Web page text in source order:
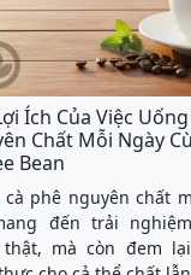
Ích Của Việc
Chất Mỗi Ngày
Bean
cà phê nguyên chất
đến trải
thật, mà còn đem